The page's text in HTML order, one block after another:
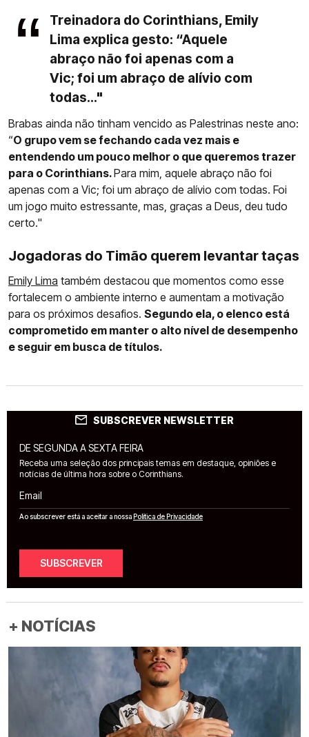
Treinadora do Corinthians, Emily
Lima explica gesto: “Aquele
abraço não foi apenas com a
Vic; foi um abraço de alívio com
todas..."
Brabas ainda não tinham vencido as Palestrinas neste ano:
“O grupo vem se fechando cada vez mais e
entendendo um pouco melhor o que queremos trazer
para o Corinthians.Para mim, aquele abraço não foi
apenas com a Vic; foi um abraço de alívio com todas. Foi
um jogo muito estressante, mas, graças a Deus, deu tudo
certo."
Jogadoras do Timão querem levantar taças
Emily Lima também destacou que momentos como esse
fortalecem o ambiente interno e aumentam a motivação
para os próximos desafios. Segundo ela, o elenco está
comprometido em manter o alto nível de desempenho
e seguir em busca de títulos.
SUBSCREVER NEWSLETTER
DE SEGUNDA A SEXTA FEIRA
Receba uma seleção dos principais temas em destaque, opiniões e
notícias de última hora sobre o Corinthians.
Email
Ao subscrever está a aceitar a nossaPolítica de Privacidade
SUBSCREVER
+ NOTÍCIAS